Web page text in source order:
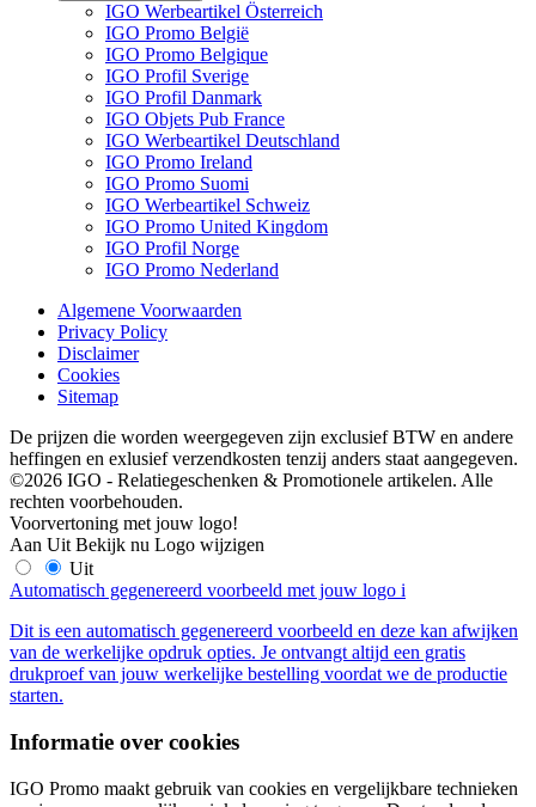
IGO Werbeartikel Österreich
IGO Promo België
IGO Promo Belgique
IGO Profil Sverige
IGO Profil Danmark
IGO Objets Pub France
IGO Werbeartikel Deutschland
IGO Promo Ireland
IGO Promo Suomi
IGO Werbeartikel Schweiz
IGO Promo United Kingdom
IGO Profil Norge
IGO Promo Nederland
Algemene Voorwaarden
Privacy Policy
Disclaimer
Cookies
Sitemap
De prijzen die worden weergegeven zijn exclusief BTW en andere
heffingen en exlusief verzendkosten tenzij anders staat aangegeven.
©2026 IGO - Relatiegeschenken & Promotionele artikelen. Alle
rechten voorbehouden.
Voorvertoning met jouw logo!
Aan Uit Bekijk nu Logo wijzigen
Uit
Automatisch gegenereerd voorbeeld met jouw logo i
Dit is een automatisch gegenereerd voorbeeld en deze kan afwijken
van de werkelijke opdruk opties. Je ontvangt altijd een gratis
drukproef van jouw werkelijke bestelling voordat we de productie
starten.
Informatie over cookies
IGO Promo maakt gebruik van cookies en vergelijkbare technieken